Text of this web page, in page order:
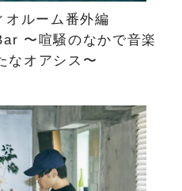
オルーム番外編
〜喧騒のなかで音楽
なオアシス〜